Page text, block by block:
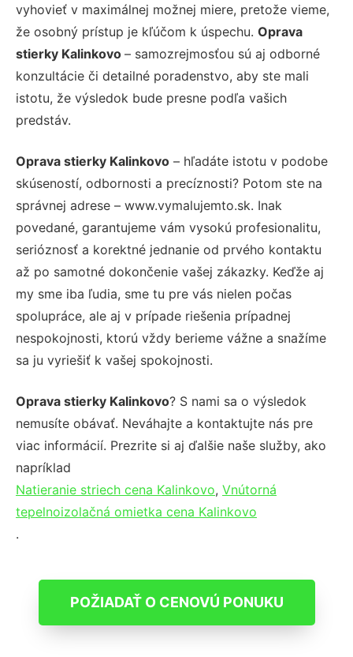
vyhovieť v maximálnej možnej miere, pretože vieme,
že osobný prístup je kľúčom k úspechu. Oprava
stierky Kalinkovo – samozrejmosťou sú aj odborné
konzultácie či detailné poradenstvo, aby ste mali
istotu, že výsledok bude presne podľa vašich
predstáv.
Oprava stierky Kalinkovo – hľadáte istotu v podobe
skúseností, odbornosti a precíznosti? Potom ste na
správnej adrese – www.vymalujemto.sk. Inak
povedané, garantujeme vám vysokú profesionalitu,
serióznosť a korektné jednanie od prvého kontaktu
až po samotné dokončenie vašej zákazky. Keďže aj
my sme iba ľudia, sme tu pre vás nielen počas
spolupráce, ale aj v prípade riešenia prípadnej
nespokojnosti, ktorú vždy berieme vážne a snažíme
sa ju vyriešiť k vašej spokojnosti.
Oprava stierky Kalinkovo? S nami sa o výsledok
nemusíte obávať. Neváhajte a kontaktujte nás pre
viac informácií. Prezrite si aj ďalšie naše služby, ako
napríklad
Natieranie striech cena Kalinkovo, Vnútorná
tepelnoizolačná omietka cena Kalinkovo
.
POŽIADAŤ O CENOVÚ PONUKU